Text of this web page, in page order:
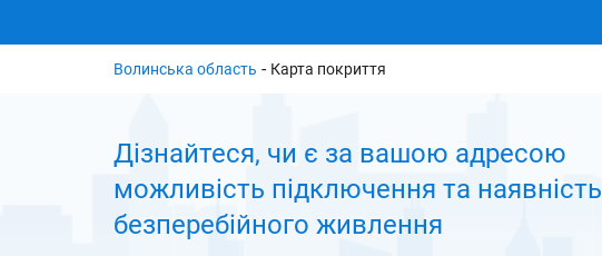
Волинська область - Карта покриття
Дізнайтеся, чи є за вашою адресою
можливiсть підключення та наявність
безперебійного живлення